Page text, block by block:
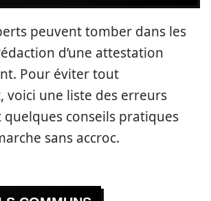
peuvent tomber dans les
d’une attestation
Pour éviter tout
voici une liste des erreurs
conseils pratiques
sans accroc.